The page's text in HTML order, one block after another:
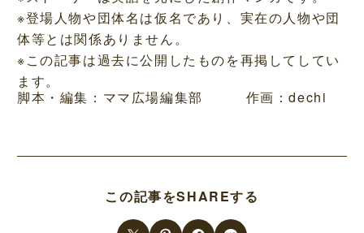
※登場人物や団体名は仮名であり、実在の人物や団
体等とは関係ありません。
※この記事は過去に公開したものを再掲してしてい
ます。
脚本・編集：ママ広場編集部 作画：dechi
この記事をSHAREする